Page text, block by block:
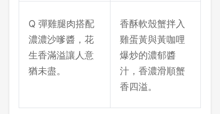
Q 彈雞腿肉搭配
濃濃沙嗲醬，花
生香滿溢讓人意
猶未盡。
香酥軟殼蟹拌入
雞蛋黃與黃咖哩
爆炒的濃郁醬
汁，香濃滑順蟹
香四溢。